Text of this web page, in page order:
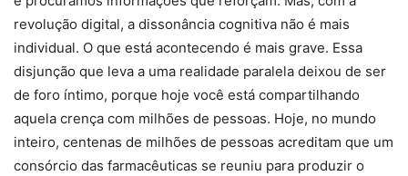
revolução digital, a dissonância cognitiva não é mais
individual. O que está acontecendo é mais grave. Essa
disjunção que leva a uma realidade paralela deixou de ser
de foro íntimo, porque hoje você está compartilhando
aquela crença com milhões de pessoas. Hoje, no mundo
inteiro, centenas de milhões de pessoas acreditam que um
consórcio das farmacêuticas se reuniu para produzir o